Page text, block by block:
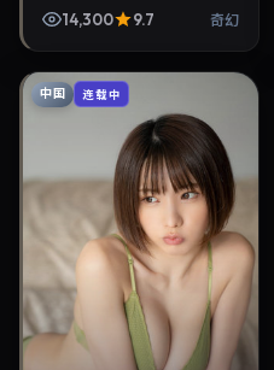
11月12日正式上映。影片叙事
14,300 9.7 奇幻
中国 连载中